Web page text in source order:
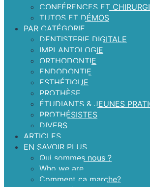
CONFÉRENCES ET
TUTOS ET DÉMOS
PAR CATÉGORIE
DENTISTERIE DIGITALE
IMPLANTOLOGIE
ORTHODONTIE
ENDODONTIE
ESTHÉTIQUE
PROTHÈSE
ÉTUDIANTS & JEUNES
PROTHÉSISTES
DIVERS
ARTICLES
EN SAVOIR PLUS
Qui sommes nous ?
Who we are
Comment ça marche?